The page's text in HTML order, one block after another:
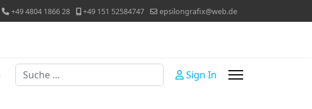
+49 4804 1866 28 +49 151 52584747 epsilongrafix@web.de
Suchen Sign In